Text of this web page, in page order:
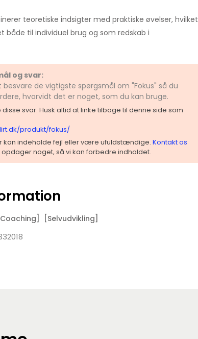
teoretiske indsigter med praktiske øvelser, hvilket
både til individuel brug og som redskab i
og svar:
besvare de vigtigste spørgsmål om "Fokus" så du
hvorvidt det er noget, som du kan bruge.
svar. Husk altid at linke tilbage til denne side som
produkt/fokus/
kan indeholde fejl eller være ufuldstændige. Kontakt os
opdager noget, så vi kan forbedre indholdet.
[Coaching] [Selvudvikling]